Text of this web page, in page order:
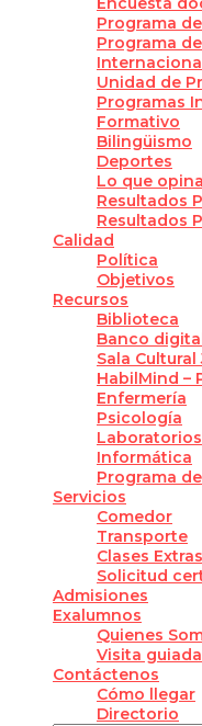
Programa
Programa
Unidad de
Programas
Formativo
Bilingüismo
Deportes
Lo que
Resultados
Resultados
Calidad
Política
Objetivos
Recursos
Biblioteca
Banco
Sala
HabilMind –
Enfermería
Psicología
Laboratorios
Informática
Programa
Servicios
Comedor
Transporte
Clases Extras
Solicitud
Admisiones
Exalumnos
Quienes
Visita
Contáctenos
Cómo llegar
Directorio